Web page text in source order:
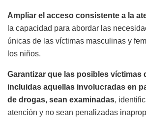
Ampliar el acceso consistente a la
la capacidad para abordar las
únicas de las víctimas masculinas y
los niños.
Garantizar que las posibles víctimas
incluidas aquellas involucradas en
de drogas, sean examinadas,
atención y no sean penalizadas